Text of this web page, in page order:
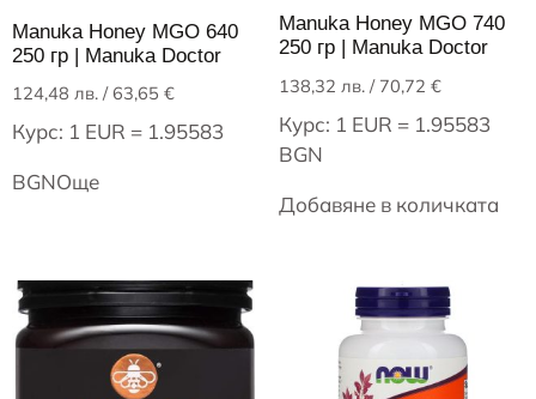
Manuka Honey MGO 640
250 гр | Manuka Doctor
124,48 лв. / 63,65 €
Курс: 1 EUR = 1.95583
BGNОще
Manuka Honey MGO 740
250 гр | Manuka Doctor
138,32 лв./ 70,72 €
Курс: 1 EUR = 1.95583
BGN
Добавяне в количката